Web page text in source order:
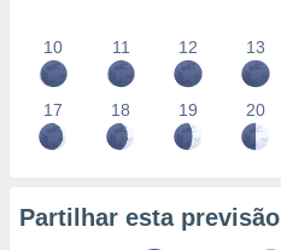
10 11 12 13
17 18 19 20
Partilhar esta previsão